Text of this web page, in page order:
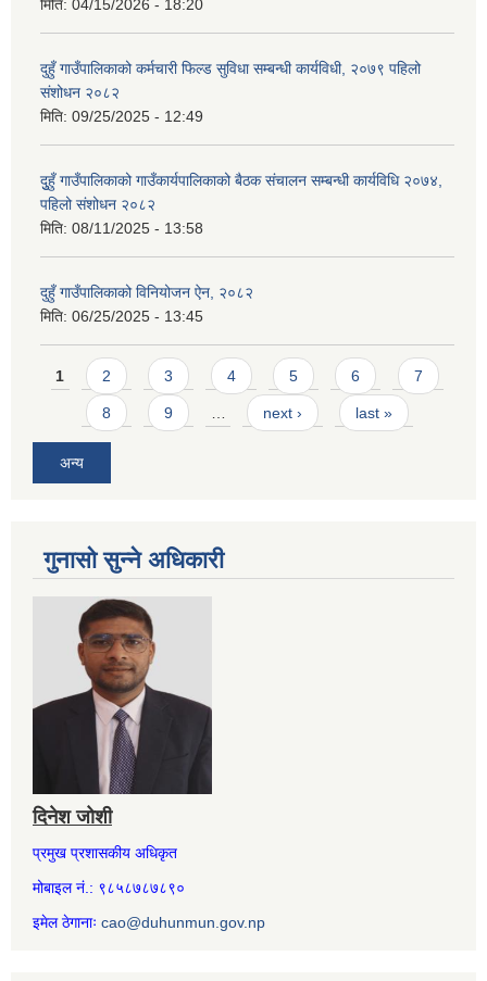
मिति: 04/15/2026 - 18:20
दुहुँ गाउँपालिकाको कर्मचारी फिल्ड सुविधा सम्बन्धी कार्यविधी, २०७९ पहिलो
संशोधन २०८२
मिति: 09/25/2025 - 12:49
दुुहुँ गाउँपालिकाको गाउँकार्यपालिकाको बैठक संचालन सम्बन्धी कार्यविधि २०७४,
पहिलो संशोधन २०८२
मिति: 08/11/2025 - 13:58
दुहुँ गाउँपालिकाको विनियोजन ऐन, २०८२
मिति: 06/25/2025 - 13:45
Pages
1 2 3 4 5 6 7
8 9 next › last »
अन्य
गुनासो सुन्ने अधिकारी
दिनेश जोशी
प्रमुख प्रशासकीय अधिकृत
मोबाइल नं.: ९८५८७८७८९०
इमेल ठेगानाः cao@duhunmun.gov.np